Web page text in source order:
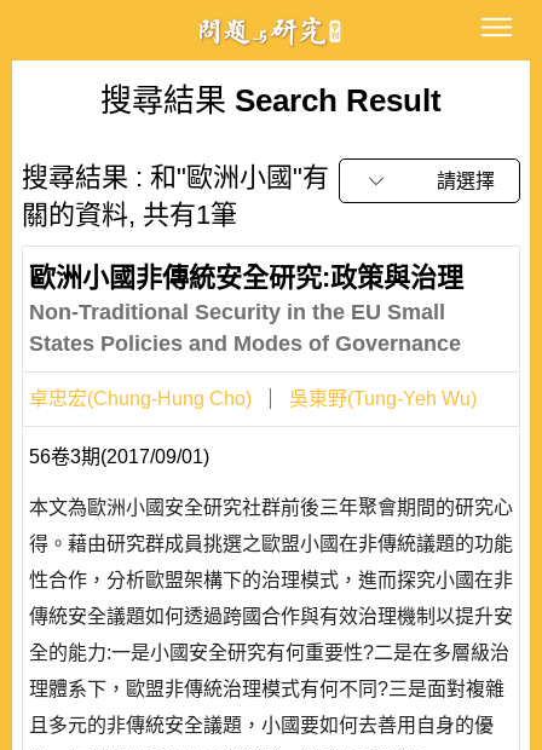
搜尋結果 Search Result
搜尋結果 : 和"歐洲小國"有
關的資料, 共有1筆
請選擇
歐洲小國非傳統安全研究:政策與治理
Non-Traditional Security in the EU Small
States Policies and Modes of Governance
卓忠宏(Chung-Hung Cho) 吳東野(Tung-Yeh Wu)
56卷3期(2017/09/01)
本文為歐洲小國安全研究社群前後三年聚會期間的研究心
得。藉由研究群成員挑選之歐盟小國在非傳統議題的功能
性合作，分析歐盟架構下的治理模式，進而探究小國在非
傳統安全議題如何透過跨國合作與有效治理機制以提升安
全的能力:一是小國安全研究有何重要性?二是在多層級治
理體系下，歐盟非傳統治理模式有何不同?三是面對複雜
且多元的非傳統安全議題，小國要如何去善用自身的優